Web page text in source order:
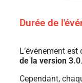
Durée de
L’événement
de la version 3.0.
Cependant,